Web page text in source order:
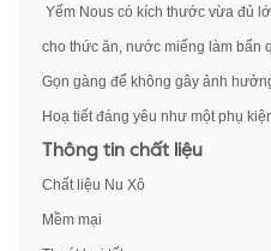
Yếm Nous có kích thước vừa đủ
cho thức ăn, nước miếng làm bẩn
Gọn gàng để không gây ảnh
Hoạ tiết đáng yêu như một phụ
Thông tin chất liệu
Chất liệu Nu Xô
Mềm mại